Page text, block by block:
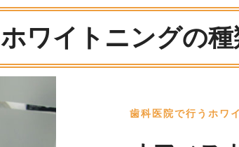
ホワイトニングの種
歯科医院で行うホワ